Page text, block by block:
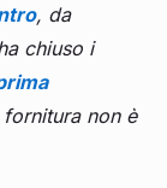
, da
chiuso i
non è